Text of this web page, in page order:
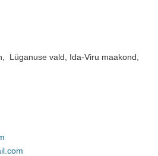
Lüganuse vald, Ida-Viru maakond,